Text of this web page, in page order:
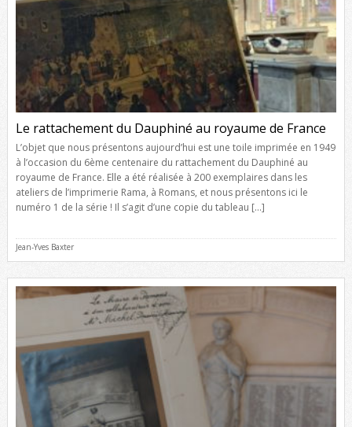
Le rattachement du Dauphiné au royaume de France
L’objet que nous présentons aujourd’hui est une toile imprimée en 1949
à l’occasion du 6ème centenaire du rattachement du Dauphiné au
royaume de France. Elle a été réalisée à 200 exemplaires dans les
ateliers de l’imprimerie Rama, à Romans, et nous présentons ici le
numéro 1 de la série ! Il s’agit d’une copie du tableau […]
Jean-Yves Baxter